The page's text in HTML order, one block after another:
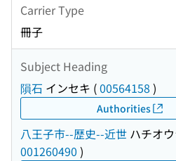
Carrier Type
冊子
Subject Heading
隕石 インセキ (00564158 )
Authorities
八王子市--歴史--近世 ハチオ
001260490 )